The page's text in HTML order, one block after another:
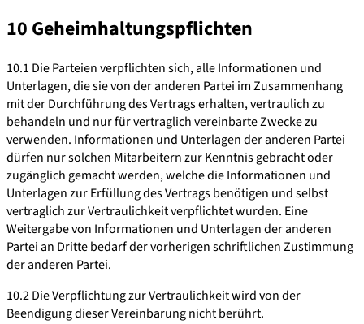
10 Geheimhaltungspflichten
10.1 Die Parteien verpflichten sich, alle Informationen und
Unterlagen, die sie von der anderen Partei im Zusammenhang
mit der Durchführung des Vertrags erhalten, vertraulich zu
behandeln und nur für vertraglich vereinbarte Zwecke zu
verwenden. Informationen und Unterlagen der anderen Partei
dürfen nur solchen Mitarbeitern zur Kenntnis gebracht oder
zugänglich gemacht werden, welche die Informationen und
Unterlagen zur Erfüllung des Vertrags benötigen und selbst
vertraglich zur Vertraulichkeit verpflichtet wurden. Eine
Weitergabe von Informationen und Unterlagen der anderen
Partei an Dritte bedarf der vorherigen schriftlichen Zustimmung
der anderen Partei.
10.2 Die Verpflichtung zur Vertraulichkeit wird von der
Beendigung dieser Vereinbarung nicht berührt.